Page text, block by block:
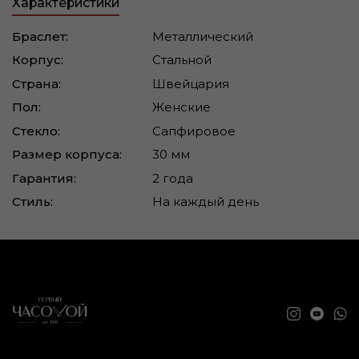
Браслет:
Металлический
Корпус:
Стальной
Страна:
Швейцария
Пол:
Женские
Стекло:
Сапфировое
Размер корпуса:
30 мм
Гарантия:
2 года
Стиль:
На каждый день